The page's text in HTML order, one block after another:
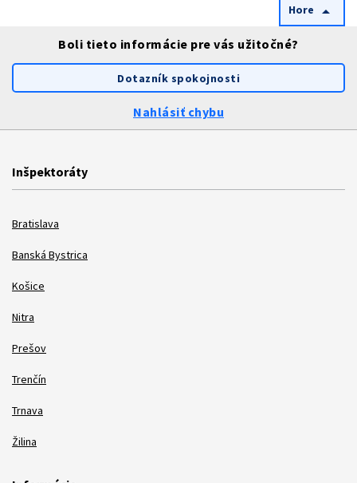
Hore arrow_drop_up
Boli tieto informácie pre vás užitočné?
Dotazník spokojnosti
Nahlásiť chybu
Inšpektoráty
Bratislava
Banská Bystrica
Košice
Nitra
Prešov
Trenčín
Trnava
Žilina